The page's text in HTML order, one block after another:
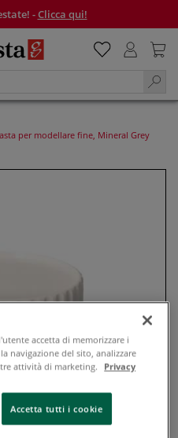
-Clicca qui!
per modellare fine, Mineral Grey
accetta di memorizzare i
navigazione del sito, analizzare
attività di marketing.
Privacy
Accetta tutti i cookie